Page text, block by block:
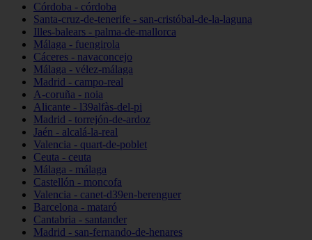
Córdoba - córdoba
Santa-cruz-de-tenerife - san-cristóbal-de-la-laguna
Illes-balears - palma-de-mallorca
Málaga - fuengirola
Cáceres - navaconcejo
Málaga - vélez-málaga
Madrid - campo-real
A-coruña - noia
Alicante - l39alfàs-del-pi
Madrid - torrejón-de-ardoz
Jaén - alcalá-la-real
Valencia - quart-de-poblet
Ceuta - ceuta
Málaga - málaga
Castellón - moncofa
Valencia - canet-d39en-berenguer
Barcelona - mataró
Cantabria - santander
Madrid - san-fernando-de-henares